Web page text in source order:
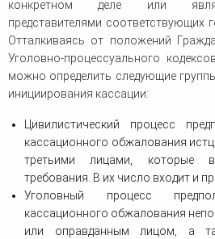
Видео ММКА
Для юридических лиц
Суды
конкретном деле или
представителями соответствующих
Отталкиваясь от положений
Уголовно-процессуального
можно определить следующие
инициирования кассации:
Цивилистический процесс
кассационного обжалования
третьими лицами, которые
требования. В их число входит и
Уголовный процесс
кассационного обжалования
или оправданным лицом, а